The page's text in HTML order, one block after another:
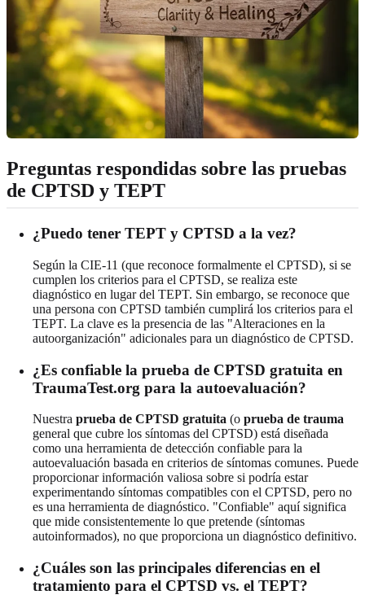
Preguntas respondidas sobre las pruebas
de CPTSD y TEPT
¿Puedo tener TEPT y CPTSD a la vez?
Según la CIE-11 (que reconoce formalmente el CPTSD), si se
cumplen los criterios para el CPTSD, se realiza este
diagnóstico en lugar del TEPT. Sin embargo, se reconoce que
una persona con CPTSD también cumplirá los criterios para el
TEPT. La clave es la presencia de las "Alteraciones en la
autoorganización" adicionales para un diagnóstico de CPTSD.
¿Es confiable la prueba de CPTSD gratuita en
TraumaTest.org para la autoevaluación?
Nuestra prueba de CPTSD gratuita (o prueba de trauma
general que cubre los síntomas del CPTSD) está diseñada
como una herramienta de detección confiable para la
autoevaluación basada en criterios de síntomas comunes. Puede
proporcionar información valiosa sobre si podría estar
experimentando síntomas compatibles con el CPTSD, pero no
es una herramienta de diagnóstico. "Confiable" aquí significa
que mide consistentemente lo que pretende (síntomas
autoinformados), no que proporciona un diagnóstico definitivo.
¿Cuáles son las principales diferencias en el
tratamiento para el CPTSD vs. el TEPT?